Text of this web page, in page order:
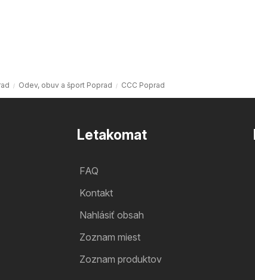
Odev, obuv a šport Poprad CCC Poprad
Letakomat
FAQ
Kontakt
Nahlásiť obsah
Zoznam miest
Zoznam produktov